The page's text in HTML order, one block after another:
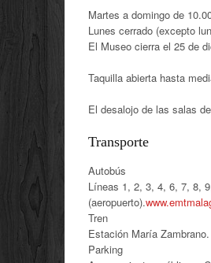
Martes a domingo de
Lunes cerrado (excepto
El Museo cierra el 25 de
Taquilla abierta hasta
El desalojo de las salas
Transporte
Autobús
Líneas 1, 2, 3, 4, 6, 7, 8,
(aeropuerto).
Tren
Estación María Zambrano.
Parking